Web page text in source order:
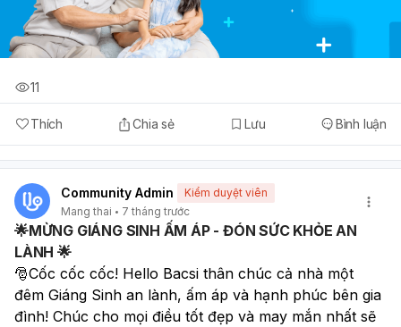
Thích Chia sẻ Lưu Bình luận
11
Community Admin
Kiểm duyệt viên
Mang thai
7 tháng trước
🌟MỪNG GIÁNG SINH ẤM ÁP - ĐÓN SỨC KHỎE AN
LÀNH 🌟
🎅Cốc cốc cốc! Hello Bacsi thân chúc cả nhà một
đêm Giáng Sinh an lành, ấm áp và hạnh phúc bên gia
đình! Chúc cho mọi điều tốt đẹp và may mắn nhất sẽ